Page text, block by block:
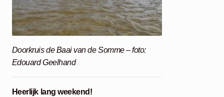
Doorkruis de Baai van de Somme – foto:
Edouard Geelhand
Heerlijk lang weekend!